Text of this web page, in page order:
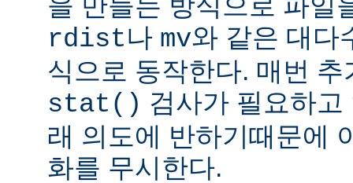
rdist나 mv와 같은 대다
식으로 동작한다. 매번
stat() 검사가 필요하
래 의도에 반하기때문에
화를 무시한다.